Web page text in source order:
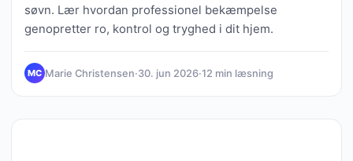
søvn. Lær hvordan professionel bekæmpelse
genopretter ro, kontrol og tryghed i dit hjem.
MC Marie Christensen·30. jun 2026·12 min læsning